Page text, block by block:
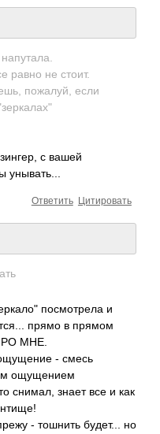
равно не стоит.
пожалуй, если
с вашей
унывать...
Цитировать
Ответить
посмотрела и
прямо в прямом
МНЕ.
- смесь
ощущением
снимал, знает все и как
- тошнить будет... но